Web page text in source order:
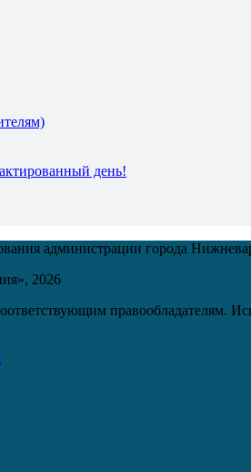
день!
администрации города
2026
правообладателям.